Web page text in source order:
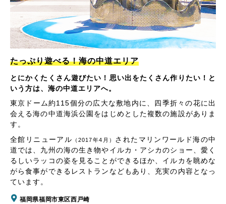
たっぷり遊べる！海の中道エリア
とにかくたくさん遊びたい！思い出をたくさん作りたい！と
いう方は、海の中道エリアへ。
東京ドーム約115個分の広大な敷地内に、四季折々の花に出
会える海の中道海浜公園をはじめとした複数の施設がありま
す。
全館リニューアル （2017年4月） されたマリンワールド海の中
道では、九州の海の生き物やイルカ・アシカのショー、愛く
るしいラッコの姿を見ることができるほか、イルカを眺めな
がら食事ができるレストランなどもあり、充実の内容となっ
ています。
福岡県福岡市東区西戸崎